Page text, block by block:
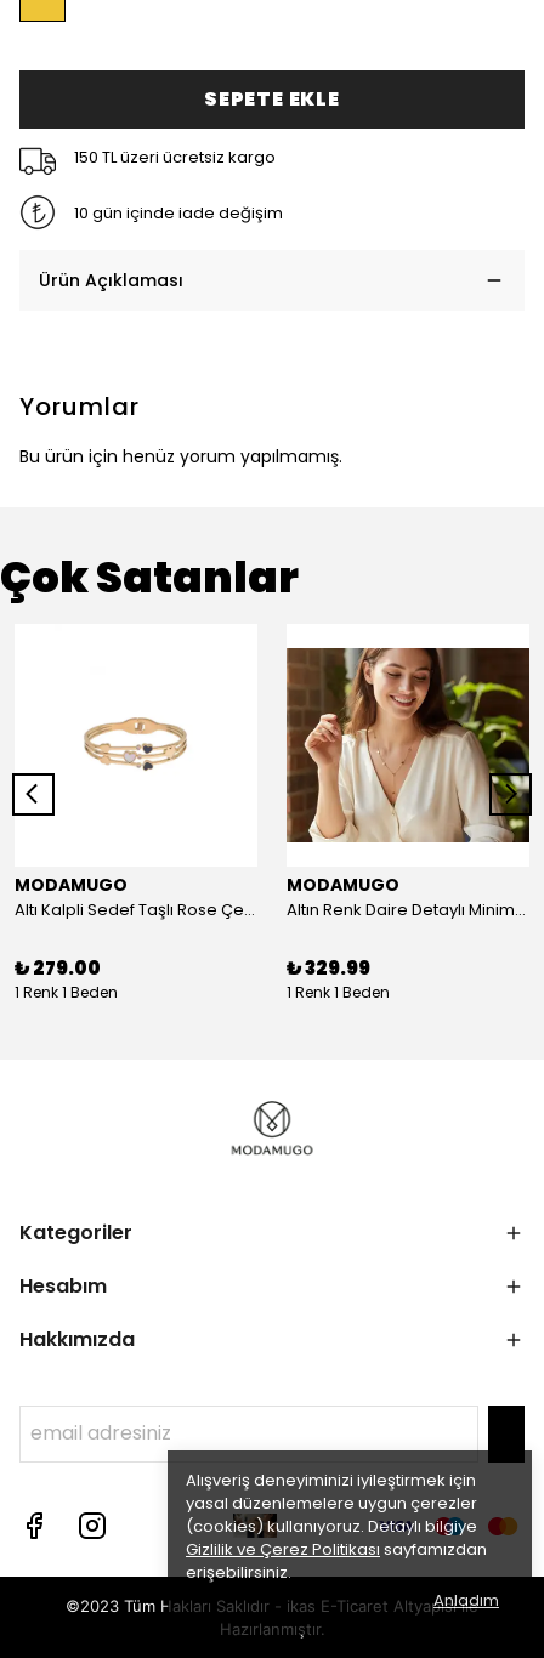
Alışveriş deneyiminizi iyileştirmek için
yasal düzenlemelere uygun çerezler
(cookies) kullanıyoruz. Detaylı bilgiye
Gizlilik ve Çerez Politikası sayfamızdan
erişebilirsiniz.
Anladım
SEPETE EKLE
150 TL üzeri ücretsiz kargo
10 gün içinde iade değişim
Ürün Açıklaması
Yorumlar
Bu ürün için henüz yorum yapılmamış.
Çok Satanlar
MODAMUGO
Altı Kalpli Sedef Taşlı Rose Çelik Kelepçe Bileklik
₺ 279.00
1 Renk 1 Beden
MODAMUGO
Altın Renk Daire Detaylı Minimal Y Çelik Kolye
₺ 329.99
1 Renk 1 Beden
Kategoriler
Hesabım
Hakkımızda
©2023 Tüm Hakları Saklıdır - ikas E-Ticaret Altyapısı ile
Hazırlanmıştır.